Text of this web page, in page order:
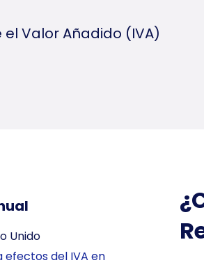
Valor Añadido (IVA)
Unido
efectos del IVA en